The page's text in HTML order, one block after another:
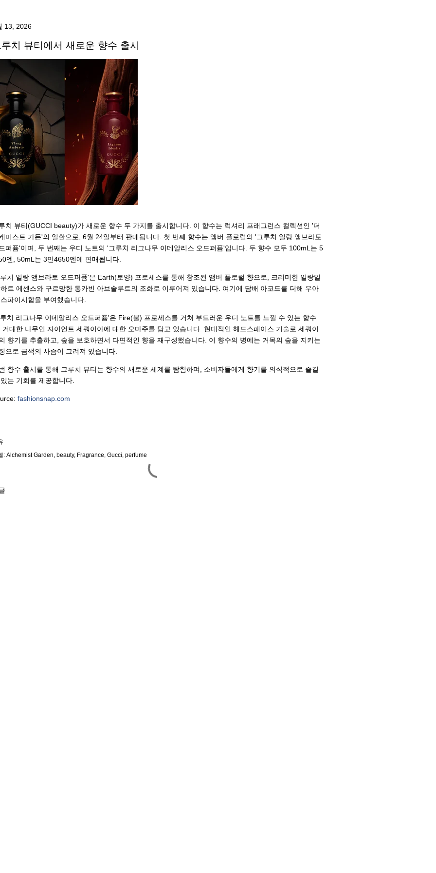
13, 2026
루치 뷰티에서 새로운 향수 출시
치 뷰티(GUCCI beauty)가 새로운 향수 두 가지를 출시합니다. 이 향수는 럭셔리 프래그런스 컬렉션인 '더
미스트 가든'의 일환으로, 6월 24일부터 판매됩니다. 첫 번째 향수는 앰버 플로럴의 '그루치 일랑 앰브라토
퍼퓸'이며, 두 번째는 우디 노트의 '그루치 리그나무 이데알리스 오드퍼퓸'입니다. 두 향수 모두 100mL는 5
엔, 50mL는 3만4650엔에 판매됩니다.
치 일랑 앰브라토 오드퍼퓸'은 Earth(토양) 프로세스를 통해 창조된 앰버 플로럴 향으로, 크리미한 일랑일
트 에센스와 구르망한 통카빈 아브솔루트의 조화로 이루어져 있습니다. 여기에 담배 아코드를 더해 우아
파이시함을 부여했습니다.
치 리그나무 이데알리스 오드퍼퓸'은 Fire(불) 프로세스를 거쳐 부드러운 우디 노트를 느낄 수 있는 향수
거대한 나무인 자이언트 세쿼이아에 대한 오마주를 담고 있습니다. 현대적인 헤드스페이스 기술로 세쿼이
향기를 추출하고, 숲을 보호하면서 다면적인 향을 재구성했습니다. 이 향수의 병에는 거목의 숲을 지키는
으로 금색의 사슴이 그려져 있습니다.
향수 출시를 통해 그루치 뷰티는 향수의 새로운 세계를 탐험하며, 소비자들에게 향기를 의식적으로 즐길
는 기회를 제공합니다.
fashionsnap.com
: Alchemist Garden beauty Fragrance Gucci perfume